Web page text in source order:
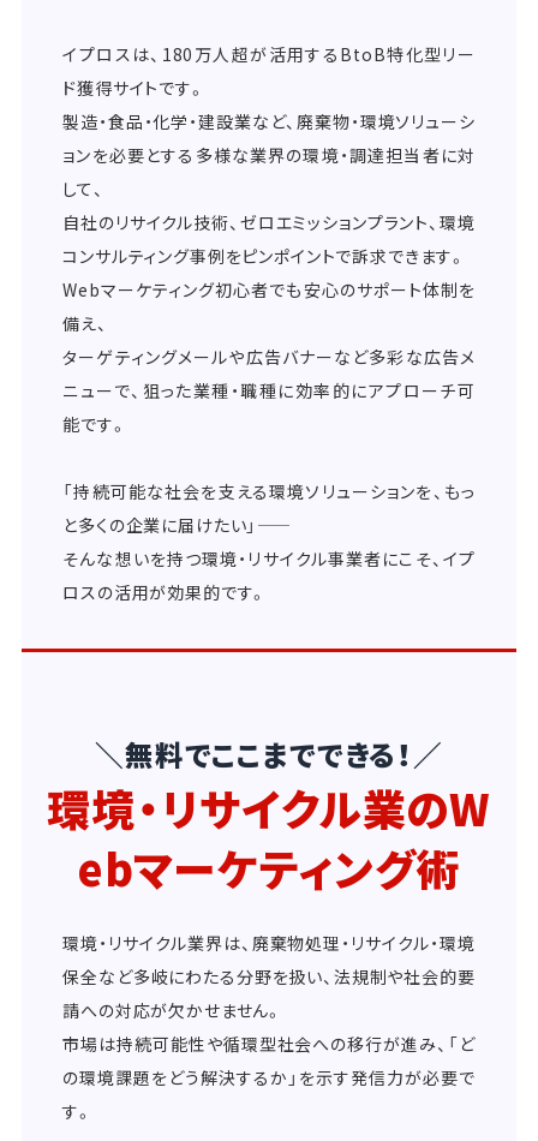
イプロスは、180万人超が活用するBtoB特化型リー
ド獲得サイトです。
製造・食品・化学・建設業など、廃棄物・環境ソリューシ
ョンを必要とする多様な業界の環境・調達担当者に対
して、
自社のリサイクル技術、ゼロエミッションプラント、環境
コンサルティング事例をピンポイントで訴求できます。
Webマーケティング初心者でも安心のサポート体制を
備え、
ターゲティングメールや広告バナーなど多彩な広告メ
ニューで、狙った業種・職種に効率的にアプローチ可
能です。
「持続可能な社会を支える環境ソリューションを、もっ
と多くの企業に届けたい」――
そんな想いを持つ環境・リサイクル事業者にこそ、イプ
ロスの活用が効果的です。
＼無料でここまでできる！／
環境・リサイクル業のW
ebマーケティング術
環境・リサイクル業界は、廃棄物処理・リサイクル・環境
保全など多岐にわたる分野を扱い、法規制や社会的要
請への対応が欠かせません。
市場は持続可能性や循環型社会への移行が進み、「ど
の環境課題をどう解決するか」を示す発信力が必要で
す。